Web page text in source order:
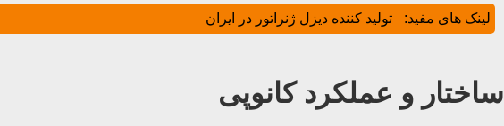
لینک های مفید: تولید کننده دیزل ژنراتور در ایران
ساختار و عملکرد کانوپی